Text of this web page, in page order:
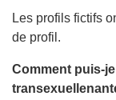
Les profils fictifs
de profil.
Comment puis-